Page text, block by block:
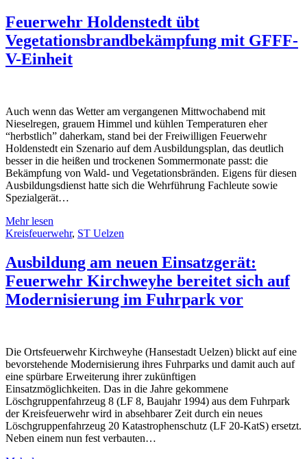
Feuerwehr Holdenstedt übt
Vegetationsbrandbekämpfung mit GFFF-
V-Einheit
Auch wenn das Wetter am vergangenen Mittwochabend mit
Nieselregen, grauem Himmel und kühlen Temperaturen eher
“herbstlich” daherkam, stand bei der Freiwilligen Feuerwehr
Holdenstedt ein Szenario auf dem Ausbildungsplan, das deutlich
besser in die heißen und trockenen Sommermonate passt: die
Bekämpfung von Wald- und Vegetationsbränden. Eigens für diesen
Ausbildungsdienst hatte sich die Wehrführung Fachleute sowie
Spezialgerät…
Mehr lesen
Kreisfeuerwehr, ST Uelzen
Ausbildung am neuen Einsatzgerät:
Feuerwehr Kirchweyhe bereitet sich auf
Modernisierung im Fuhrpark vor
Die Ortsfeuerwehr Kirchweyhe (Hansestadt Uelzen) blickt auf eine
bevorstehende Modernisierung ihres Fuhrparks und damit auch auf
eine spürbare Erweiterung ihrer zukünftigen
Einsatzmöglichkeiten. Das in die Jahre gekommene
Löschgruppenfahrzeug 8 (LF 8, Baujahr 1994) aus dem Fuhrpark
der Kreisfeuerwehr wird in absehbarer Zeit durch ein neues
Löschgruppenfahrzeug 20 Katastrophenschutz (LF 20-KatS) ersetzt.
Neben einem nun fest verbauten…